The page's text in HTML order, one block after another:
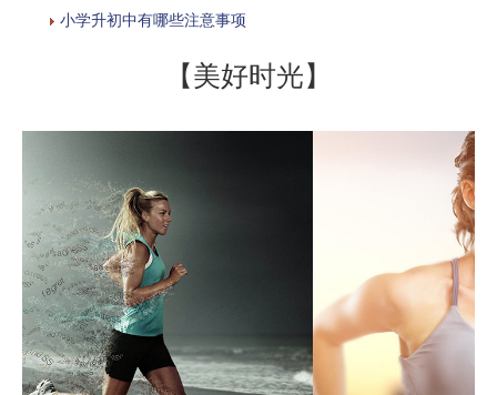
小学升初中有哪些注意事项
【美好时光】